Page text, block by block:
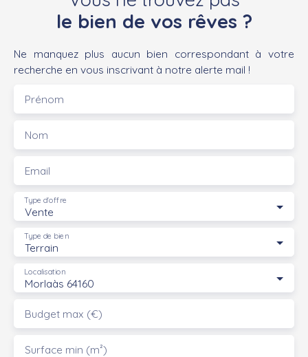
le bien de vos rêves ?
Ne manquez plus aucun bien correspondant à votre
recherche en vous inscrivant à notre alerte mail !
Prénom
Nom
Email
Vente
Type d'offre
Terrain
Type de bien
Morlaàs 64160
Localisation
Budget max (€)
Surface min (m²)